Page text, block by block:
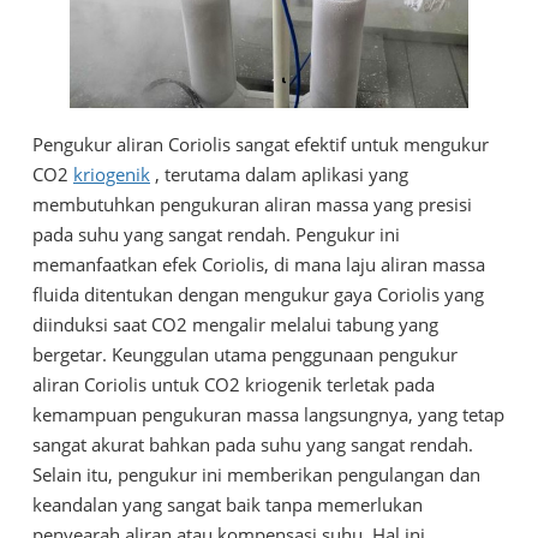
Pengukur aliran Coriolis sangat efektif untuk mengukur
CO2 kriogenik , terutama dalam aplikasi yang
membutuhkan pengukuran aliran massa yang presisi
pada suhu yang sangat rendah. Pengukur ini
memanfaatkan efek Coriolis, di mana laju aliran massa
fluida ditentukan dengan mengukur gaya Coriolis yang
diinduksi saat CO2 mengalir melalui tabung yang
bergetar. Keunggulan utama penggunaan pengukur
aliran Coriolis untuk CO2 kriogenik terletak pada
kemampuan pengukuran massa langsungnya, yang tetap
sangat akurat bahkan pada suhu yang sangat rendah.
Selain itu, pengukur ini memberikan pengulangan dan
keandalan yang sangat baik tanpa memerlukan